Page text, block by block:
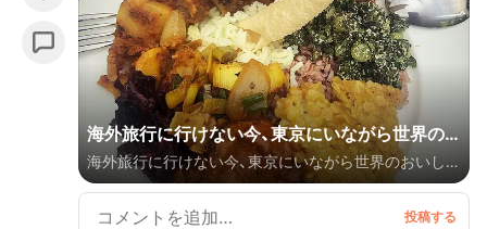
海外旅行に行けない今、東京にいながら世界の
おいしいものを食べに行くプラン！
海外旅行に行けない今、東京にいながら世界のおいしい
料理が食べれます。旅行気分で外食したりテイクアウ
トしてみてはいかがでしょうか。 カジュアルかつリー